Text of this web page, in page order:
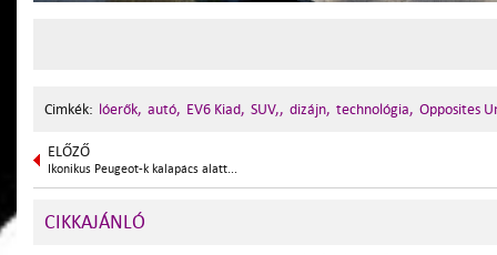
Cimkék: lóerők, autó, EV6 Kiad, SUV,, dizájn, technológia, Opposites
ELŐZŐ
Ikonikus Peugeot-k kalapács alatt...
CIKKAJÁNLÓ